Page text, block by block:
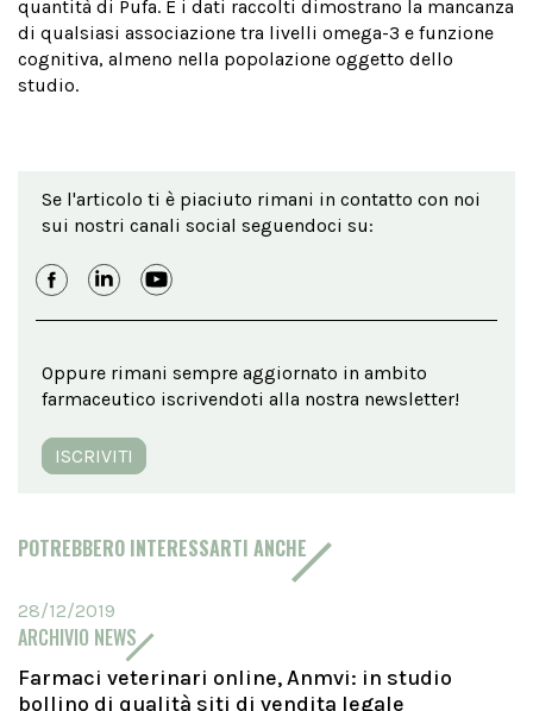
quantità di Pufa. E i dati raccolti dimostrano la mancanza
di qualsiasi associazione tra livelli omega-3 e funzione
cognitiva, almeno nella popolazione oggetto dello
studio.
Se l'articolo ti è piaciuto rimani in contatto con noi
sui nostri canali social seguendoci su:
Oppure rimani sempre aggiornato in ambito
farmaceutico iscrivendoti alla nostra newsletter!
ISCRIVITI
POTREBBERO INTERESSARTI ANCHE
28/12/2019
ARCHIVIO NEWS
Farmaci veterinari online, Anmvi: in studio
bollino di qualità siti di vendita legale